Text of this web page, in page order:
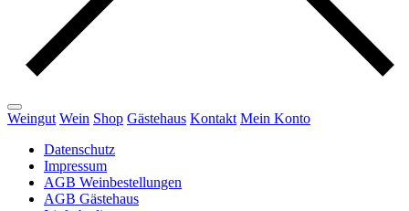
Weingut Wein Shop Gästehaus Kontakt Mein Konto
Datenschutz
Impressum
AGB Weinbestellungen
AGB Gästehaus